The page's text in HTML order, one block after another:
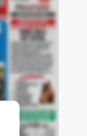
fort en vue
sous